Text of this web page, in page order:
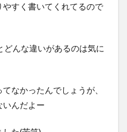
すく書いてくれてるので
んな違いがあるのは気に
なかったんでしょうが、
いんだよー